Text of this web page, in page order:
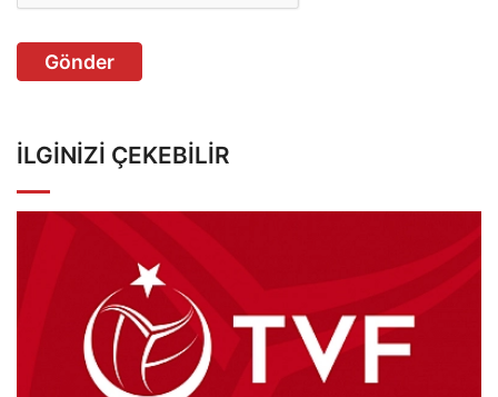
Gönder
İLGINIZI ÇEKEBILIR